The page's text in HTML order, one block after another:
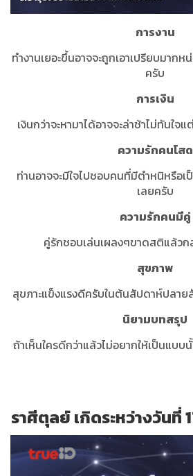
การงาน
ทำงานเยอะขึ้นอาจจะถูกเอาเปรียบมาก
ครับ
การเงิน
เงินกว่าจะหามาได้อาจจะล่าช้าไม่ทันใจ
ความรักคนโสด
ท่านอาจจะมีใจไปชอบคนที่มีตำหนิหรือ
เลยครับ
ความรักคนมีคู่
คู่รักชอบเล่นเผลงๆขาดสติแล้วก
สุขภาพ
สุขภาะแข็งแรงดีครับในต้นสัปดาห์ปลา
นิยามบทสรุป
ถ้าเห็นใครดีกว่าแล้วไม่อยากให้เป็นแบ
ราศีตุลย์ เกิดระหว่างวันที่